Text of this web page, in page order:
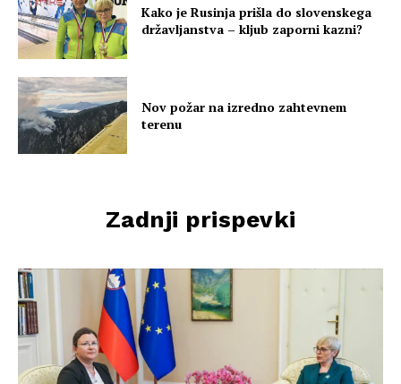
Kako je Rusinja prišla do slovenskega
državljanstva – kljub zaporni kazni?
Nov požar na izredno zahtevnem
terenu
Zadnji prispevki